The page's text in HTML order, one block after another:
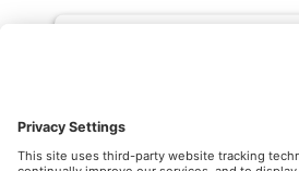
that may collect data about
Please review the details